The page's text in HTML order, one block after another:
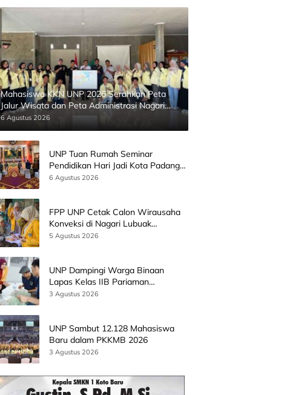
Mahasiswa KKN UNP 2026 Serahkan Peta
Jalur Wisata dan Peta Administrasi Nagari
Paninggahan
6 Agustus 2026
UNP Tuan Rumah Seminar
Pendidikan Hari Jadi Kota Padang
Bersama Wamen Diktisainstek dan
6 Agustus 2026
FPP UNP Cetak Calon Wirausaha
Konveksi di Nagari Lubuak
Batingkok Limapuluh Kota
5 Agustus 2026
UNP Dampingi Warga Binaan
Lapas Kelas IIB Pariaman
Kembangkan Produk Kreatif
3 Agustus 2026
UNP Sambut 12.128 Mahasiswa
Baru dalam PKKMB 2026
3 Agustus 2026